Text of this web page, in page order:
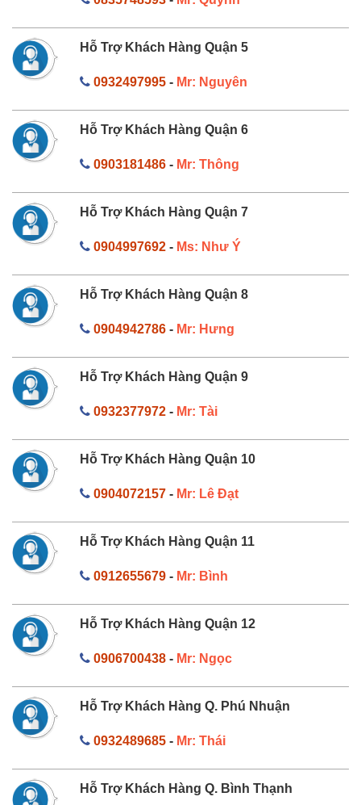
Hỗ Trợ Khách Hàng Quận 5
0932497995- Mr: Nguyên
Hỗ Trợ Khách Hàng Quận 6
0903181486- Mr: Thông
Hỗ Trợ Khách Hàng Quận 7
0904997692- Ms: Như Ý
Hỗ Trợ Khách Hàng Quận 8
0904942786- Mr: Hưng
Hỗ Trợ Khách Hàng Quận 9
0932377972- Mr: Tài
Hỗ Trợ Khách Hàng Quận 10
0904072157- Mr: Lê Đạt
Hỗ Trợ Khách Hàng Quận 11
0912655679- Mr: Bình
Hỗ Trợ Khách Hàng Quận 12
0906700438- Mr: Ngọc
Hỗ Trợ Khách Hàng Q. Phú Nhuận
0932489685- Mr: Thái
Hỗ Trợ Khách Hàng Q. Bình Thạnh